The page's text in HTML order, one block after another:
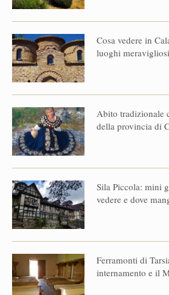
Cosa vedere in
luoghi
Abito tradizionale
della provincia di
Sila Piccola: mini
vedere e dove
Ferramonti di
internamento e il